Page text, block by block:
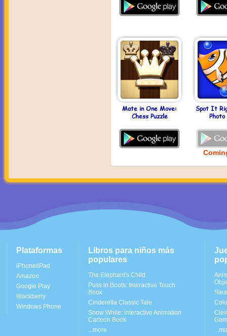
Mate in One Move:
Chess Puzzle
Spot It
Photo
Plataformas
iPhone/iPad
Amazon
Google Play
Blackberry
Windows Phone
Libros para niños más
populares
The Elephant's Child
Puss in Boots: Interactive Touch
Book
Cinderella Classic Tale
Snow White: Interactive Animation
Cartoon Book
...more